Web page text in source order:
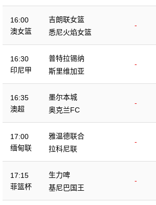
16:00
澳女篮
吉朗联女篮
-
悉尼火焰女篮
16:30
印尼甲
普特拉锡纳
-
斯里维加亚
16:35
澳超
墨尔本城
-
奥克兰FC
17:00
缅甸联
雅温德联合
-
拉科尼联
17:15
菲篮杯
生力啤
-
基尼巴国王